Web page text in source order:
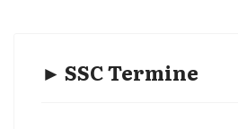
► SSC Termine